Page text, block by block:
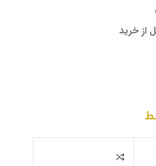
از خرید